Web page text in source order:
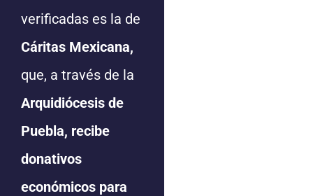
verificadas es la de
Cáritas Mexicana,
que, a través de la
Arquidiócesis de
Puebla, recibe
donativos
económicos para